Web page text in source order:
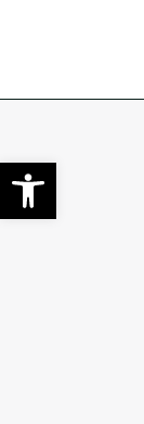
Ouvrir la barre d’outils